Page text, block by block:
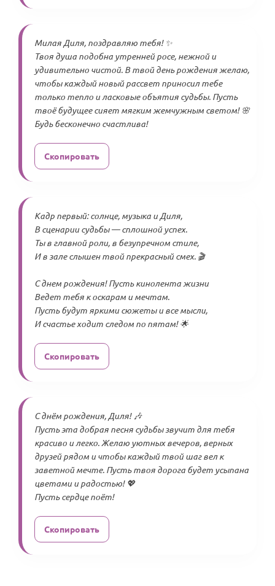
Милая Диля, поздравляю тебя! ✨
Твоя душа подобна утренней росе, нежной и
удивительно чистой. В твой день рождения желаю,
чтобы каждый новый рассвет приносил тебе
только тепло и ласковые объятия судьбы. Пусть
твоё будущее сияет мягким жемчужным светом! 🌸
Будь бесконечно счастлива!
Скопировать
Кадр первый: солнце, музыка и Диля,
В сценарии судьбы — сплошной успех.
Ты в главной роли, в безупречном стиле,
И в зале слышен твой прекрасный смех. 🎬
С днем рождения! Пусть кинолента жизни
Ведет тебя к оскарам и мечтам.
Пусть будут яркими сюжеты и все мысли,
И счастье ходит следом по пятам! 🌟
Скопировать
С днём рождения, Диля! 🎶
Пусть эта добрая песня судьбы звучит для тебя
красиво и легко. Желаю уютных вечеров, верных
друзей рядом и чтобы каждый твой шаг вел к
заветной мечте. Пусть твоя дорога будет усыпана
цветами и радостью! 💖
Пусть сердце поёт!
Скопировать